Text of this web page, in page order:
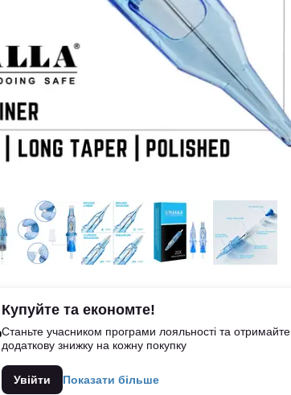
Купуйте та економте!
Станьте учасником програми лояльності та отримайте
додаткову знижку на кожну покупку
Увійти Показати більше